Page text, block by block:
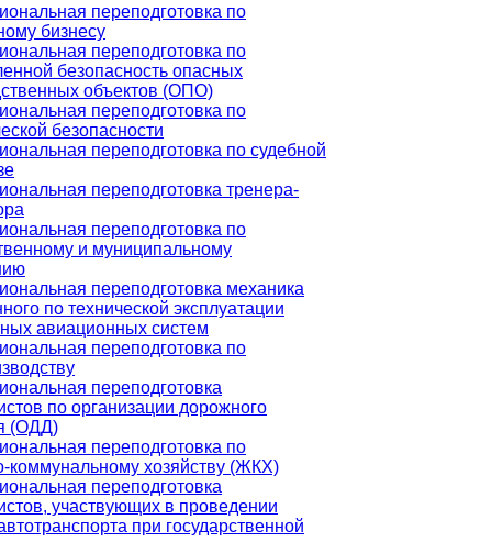
переподготовка по
бизнесу
переподготовка по
безопасность опасных
объектов (ОПО)
переподготовка по
безопасности
переподготовка по судебной
переподготовка тренера-
переподготовка по
и муниципальному
переподготовка механика
по технической эксплуатации
авиационных систем
переподготовка по
переподготовка
по организации дорожного
(ОДД)
переподготовка по
хозяйству (ЖКХ)
переподготовка
участвующих в проведении
при государственной